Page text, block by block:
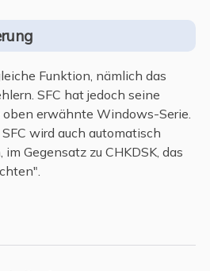
Funktion, nämlich das
SFC hat jedoch seine
erwähnte Windows-Serie.
wird auch automatisch
Gegensatz zu CHKDSK, das